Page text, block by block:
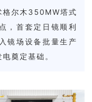
格尔木350MW塔式
，首套定日镜顺利
镜场设备批量生产
奠定基础。